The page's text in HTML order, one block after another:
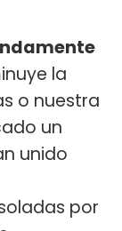
la
o nuestra
un
unido
por